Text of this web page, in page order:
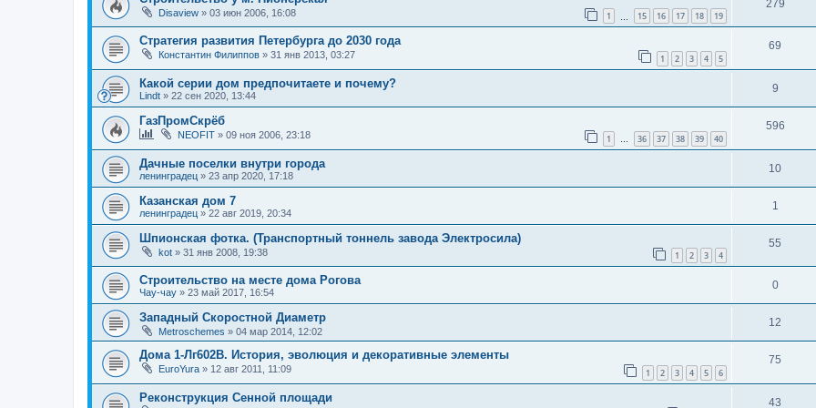
Disaview » 03 июн 2006, 16:08 1 15 16 17 18 19
279
Стратегия развития Петербурга до 2030 года
Константин Филиппов » 31 янв 2013, 03:27 1 2 3 4 5
69
Какой серии дом предпочитаете и почему?
Lindt » 22 сен 2020, 13:44
9
ГазПромСкрёб
NEOFIT » 09 ноя 2006, 23:18 1 … 36 37 38 39 40
596
Дачные поселки внутри города
ленинградец » 23 апр 2020, 17:18
10
Казанская дом 7
ленинградец » 22 авг 2019, 20:34
1
Шпионская фотка. (Транспортный тоннель завода Электросила)
kot » 31 янв 2008, 19:38 1 2 3 4
55
Строительство на месте дома Рогова
Чау-чау » 23 май 2017, 16:54
0
Западный Скоростной Диаметр
Metroschemes » 04 мар 2014, 12:02
12
Дома 1-Лг602В. История, эволюция и декоративные элементы
EuroYura » 12 авг 2011, 11:09 1 2 3 4 5 6
75
Реконструкция Сенной площади 43